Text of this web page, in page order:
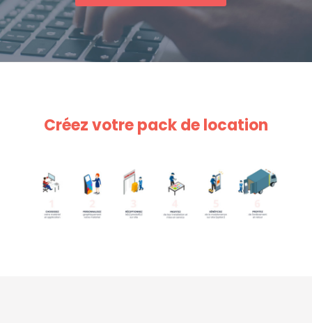
Créez votre pack de location